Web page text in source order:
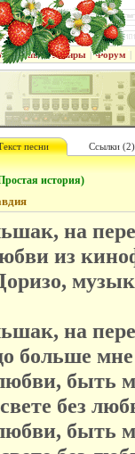
группы | Жанры | Форум |
песни Ссылки (2)
история)
на
из
на
больше
быть
без
быть